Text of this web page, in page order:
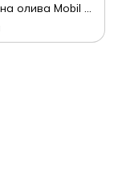
Гідравлічна олива Mobil Nuto H32 20л Фінляндія